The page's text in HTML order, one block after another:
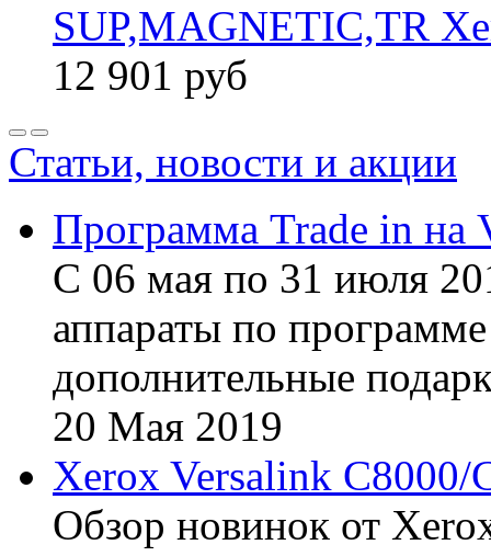
SUP,MAGNETIC,TR
12 901 руб
Статьи, новости и акции
Программа Trade in на
С 06 мая по 31 июля
аппараты по
дополнительные
20 Мая 2019
Xerox Versalink C8000/
Обзор новинок от